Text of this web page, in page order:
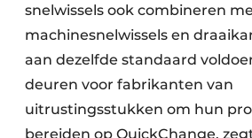
snelwissels ook combineren
machinesnelwissels en
aan dezelfde standaard
deuren voor fabrikanten van
uitrustingsstukken om hun
bereiden op QuickChange,